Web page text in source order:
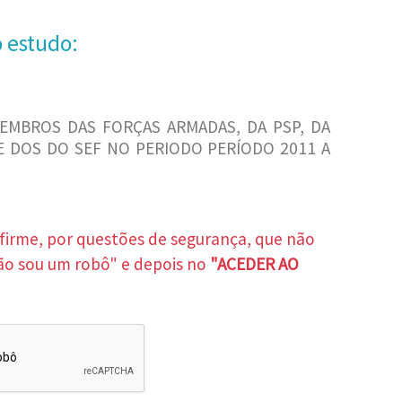
estudo:
DAS FORÇAS ARMADAS, DA PSP, DA
DOS DO SEF NO PERIODO PERÍODO 2011 A
por questões de segurança, que não
sou um robô" e depois no "ACEDER AO